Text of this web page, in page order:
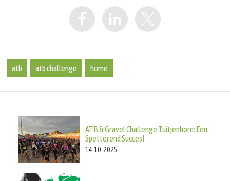
atb atb challenge home
ATB & Gravel Challenge Tuitjenhorn: Een
Spetterend Succes!
14-10-2025